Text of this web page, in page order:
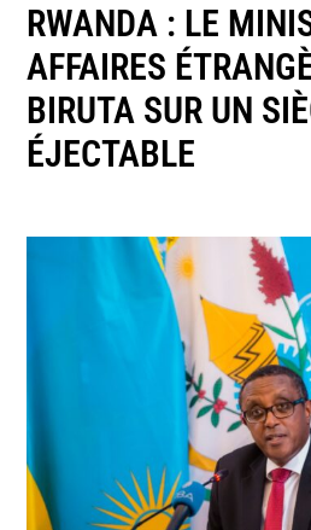
RWANDA : LE
AFFAIRES
BIRUTA SUR UN
ÉJECTABLE